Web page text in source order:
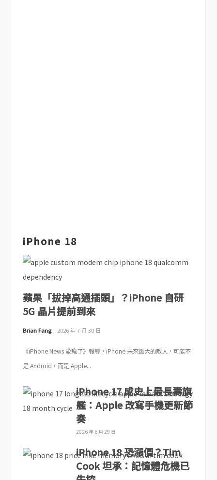
iPhone 18
蘋果「拔掉高通插頭」？iPhone 自研
5G 晶片提前到來
Brian Fang 2026 年 7 月 30 日
《iPhone News 愛瘋了》報導，iPhone 未來最大的敵人，可能不
是 Android，而是 Apple...
iPhone 17 成史上最長壽旗
艦：Apple 改寫手機更新節
奏
2026 年 6 月 29 日
iPhone 18 恐漲價？Tim
Cook 坦承：記憶體危機已